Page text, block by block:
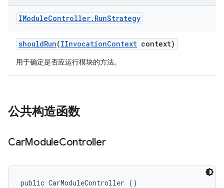
IModuleController. RunStrategy
shouldRun(IInvocationContext context)
用于确定是否应运行模块的方法。
公共构造函数
CarModuleController
public CarModuleController ()